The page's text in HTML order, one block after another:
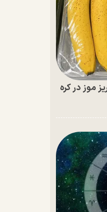
موز در کره